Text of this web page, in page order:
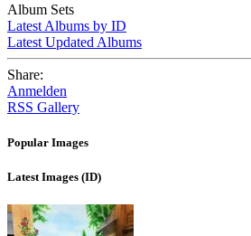
Album Sets
Latest Albums by ID
Latest Updated Albums
Share:
Anmelden
RSS Gallery
Popular Images
Latest Images (ID)